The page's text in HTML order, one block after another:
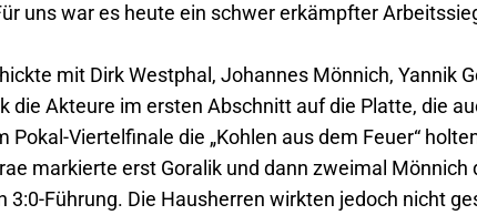
uns war es heute ein schwer erkämpfter
mit Dirk Westphal, Johannes Mönnich, Yannik
die Akteure im ersten Abschnitt auf die Platte, die
Pokal-Viertelfinale die „Kohlen aus dem Feuer“
markierte erst Goralik und dann zweimal
3:0-Führung. Die Hausherren wirkten jedoch nicht